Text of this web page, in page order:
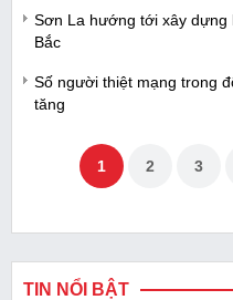
Sơn La hướng tới xây dựng
Bắc
Số người thiệt mạng trong
tăng
1 2 3
TIN NỔI BẬT